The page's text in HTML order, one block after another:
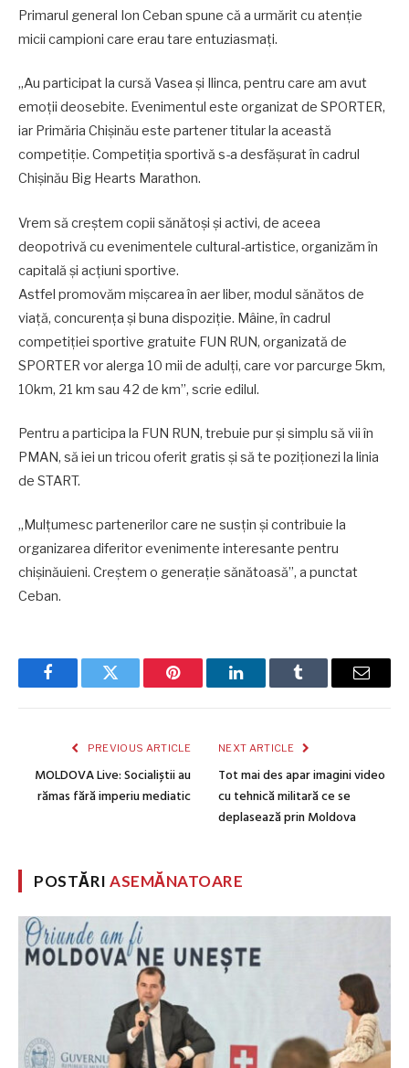
Primarul general Ion Ceban spune că a urmărit cu atenție
micii campioni care erau tare entuziasmați.
„Au participat la cursă Vasea și Ilinca, pentru care am avut
emoții deosebite. Evenimentul este organizat de SPORTER,
iar Primăria Chișinău este partener titular la această
competiție. Competiția sportivă s-a desfășurat în cadrul
Chișinău Big Hearts Marathon.
Vrem să creștem copii sănătoși și activi, de aceea
deopotrivă cu evenimentele cultural-artistice, organizăm în
capitală și acțiuni sportive.
Astfel promovăm mișcarea în aer liber, modul sănătos de
viață, concurența și buna dispoziție. Mâine, în cadrul
competiției sportive gratuite FUN RUN, organizată de
SPORTER vor alerga 10 mii de adulți, care vor parcurge 5km,
10km, 21 km sau 42 de km”, scrie edilul.
Pentru a participa la FUN RUN, trebuie pur și simplu să vii în
PMAN, să iei un tricou oferit gratis și să te poziționezi la linia
de START.
„Mulțumesc partenerilor care ne susțin și contribuie la
organizarea diferitor evenimente interesante pentru
chișinăuieni. Creștem o generație sănătoasă”, a punctat
Ceban.
FacebookTwitter Pinterest LinkedInTumblr Email
PREVIOUS ARTICLE
MOLDOVA Live: Socialiștii au
rămas fără imperiu mediatic
NEXT ARTICLE
Tot mai des apar imagini video
cu tehnică militară ce se
deplasează prin Moldova
POSTĂRIASEMĂNATOARE